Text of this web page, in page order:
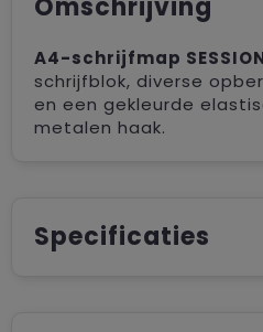
Omschrijving
A4-schrijfmap
schrijfblok, diverse
en een gekleurde
metalen haak.
Specificaties